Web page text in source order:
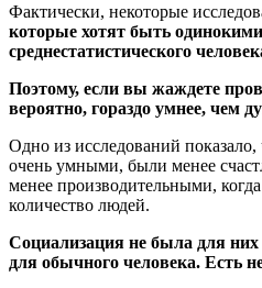
Фактически, некоторые
которые хотят быть
среднестатистического
Поэтому, если вы жаждете
вероятно, гораздо умнее, чем
Одно из исследований
очень умными, были менее
менее производительными,
количество людей.
Социализация не была для
для обычного человека. Есть